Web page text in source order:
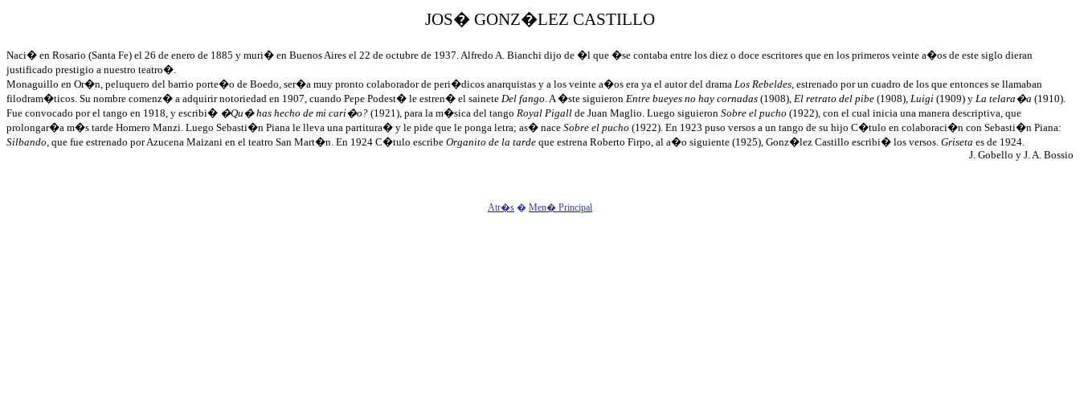
JOS� GONZ�LEZ CASTILLO
Naci� en Rosario (Santa Fe) el 26 de enero de 1885 y muri� en Buenos Aires el 22 de octubre de 1937. Alfredo A. Bianchi dijo de �l que �se contaba entre los diez o doce escritores que en los primeros veinte a�os de este siglo dieran
justificado prestigio a nuestro teatro�.
Monaguillo en Or�n, peluquero del barrio porte�o de Boedo, ser�a muy pronto colaborador de peri�dicos anarquistas y a los veinte a�os era ya el autor del drama Los Rebeldes, estrenado por un cuadro de los que entonces se llamaban
filodram�ticos. Su nombre comenz� a adquirir notoriedad en 1907, cuando Pepe Podest� le estren� el sainete Del fango. A �ste siguieron Entre bueyes no hay cornadas (1908), El retrato del pibe (1908), Luigi (1909) y La telara�a (1910).
Fue convocado por el tango en 1918, y escribi� �Qu� has hecho de mi cari�o? (1921), para la m�sica del tango Royal Pigall de Juan Maglio. Luego siguieron Sobre el pucho (1922), con el cual inicia una manera descriptiva, que
prolongar�a m�s tarde Homero Manzi. Luego Sebasti�n Piana le lleva una partitura� y le pide que le ponga letra; as� nace Sobre el pucho (1922). En 1923 puso versos a un tango de su hijo C�tulo en colaboraci�n con Sebasti�n Piana:
Silbando, que fue estrenado por Azucena Maizani en el teatro San Mart�n. En 1924 C�tulo escribe Organito de la tarde que estrena Roberto Firpo, al a�o siguiente (1925), Gonz�lez Castillo escribi� los versos. Griseta es de 1924.
J. Gobello y J. A. Bossio
Atr�s � Men� Principal